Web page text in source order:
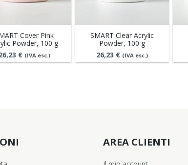
Cover Pink
Powder, 100 g
€ (IVA esc.)
SMART Clear Acrylic
Powder, 100 g
26,23 € (IVA esc.)
AREA CLIENTI